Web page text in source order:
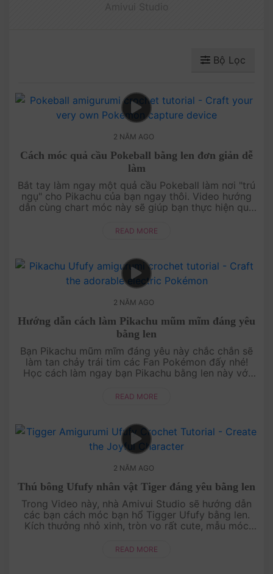
Bộ Lọc
2 NĂM AGO
Cách móc quả cầu Pokeball bằng len đơn giản dễ
làm
Bắt tay làm ngay một quả cầu Pokeball làm nơi "trú
ngụ" cho Pikachu của bạn ngay thôi. Video hướng
dẫn cùng chart móc này sẽ giúp bạn thực hiện quả
READ MORE
2 NĂM AGO
Hướng dẫn cách làm Pikachu mũm mĩm đáng yêu
bằng len
Bạn Pikachu mũm mĩm đáng yêu này chắc chắn sẽ
làm tan chảy trái tim các Fan Pokémon đấy nhé!
Học cách làm ngay bạn Pikachu bằng len này với
qua....
READ MORE
2 NĂM AGO
Thú bông Ufufy nhân vật Tiger đáng yêu bằng len
Trong Video này, nhà Amivui Studio sẽ hướng dẫn
các bạn cách móc bạn hổ Tigger Ufufy bằng len.
Kích thưởng nhỏ xinh, tròn vo rất cute, mẫu móc
READ MORE